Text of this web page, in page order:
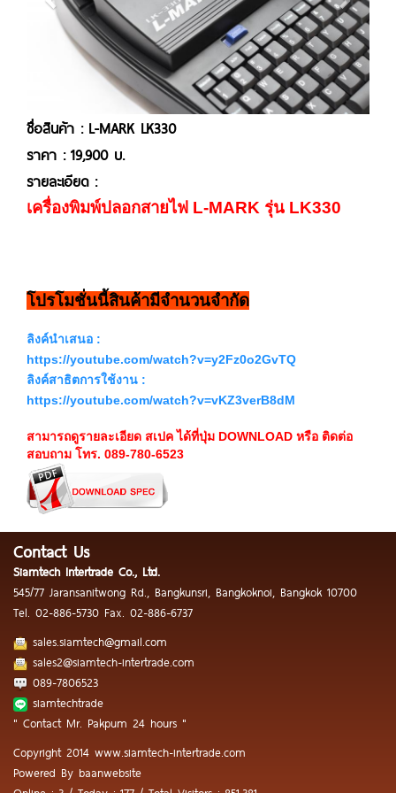
ชื่อสินค้า : L-MARK LK330
ราคา : 19,900 บ.
รายละเอียด :
เครื่องพิมพ์ปลอกสายไฟ L-MARK รุ่น LK330
โปรโมชั่นนี้สินค้ามีจำนวนจำกัด
ลิงค์นำเสนอ :
https://youtube.com/watch?v=y2Fz0o2GvTQ
ลิงค์สาธิตการใช้งาน :
https://youtube.com/watch?v=vKZ3verB8dM
สามารถดูรายละเอียด สเปค ได้ที่ปุ่ม DOWNLOAD หรือ ติดต่อ
สอบถาม โทร. 089-780-6523
Contact Us
Siamtech Intertrade Co., Ltd.
545/77 Jaransanitwong Rd., Bangkunsri, Bangkoknoi, Bangkok 10700
Tel. 02-886-5730 Fax. 02-886-6737
sales.siamtech@gmail.com
sales2@siamtech-intertrade.com
089-7806523
siamtechtrade
" Contact Mr. Pakpum 24 hours "
Copyright 2014 www.siamtech-intertrade.com
Powered By baanwebsite